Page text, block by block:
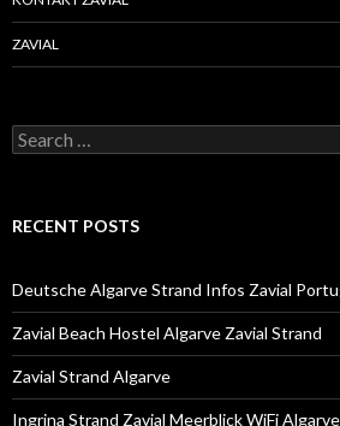
ZAVIAL
S
e
c
o
r
:
RECENT POSTS
Deutsche Algarve Strand Infos Zavial
Zavial Beach Hostel Algarve Zavial Strand
Zavial Strand Algarve
Ingrina Strand Zavial Meerblick WiFi Algarve